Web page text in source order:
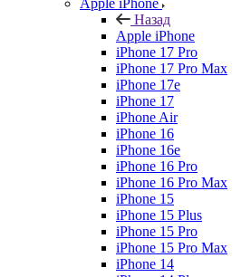
Apple iPhone
Назад
Apple iPhone
iPhone 17 Pro
iPhone 17 Pro Max
iPhone 17e
iPhone 17
iPhone Air
iPhone 16
iPhone 16e
iPhone 16 Pro
iPhone 16 Pro Max
iPhone 15
iPhone 15 Plus
iPhone 15 Pro
iPhone 15 Pro Max
iPhone 14